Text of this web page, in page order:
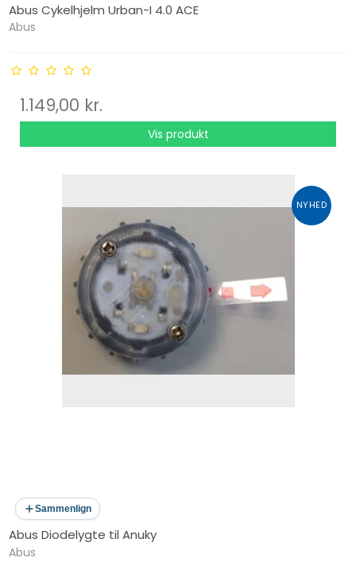
Abus Cykelhjelm Urban-I 4.0 ACE
Abus
1.149,00 kr.
Vis produkt
NYHED
Sammenlign
Abus Diodelygte til Anuky
Abus